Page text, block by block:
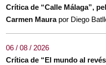
Crítica de “Calle Málaga”,
Carmen Maura por Diego
06 / 08 / 2026
Crítica de “El mundo al